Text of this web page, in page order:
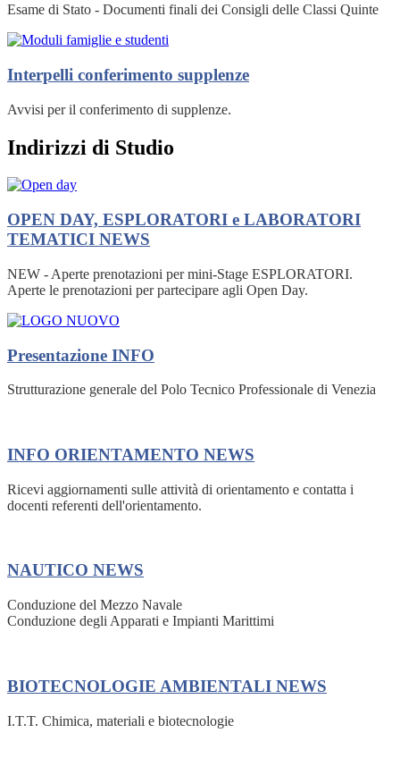
Esame di Stato - Documenti finali dei Consigli delle Classi Quinte
Interpelli conferimento supplenze
Avvisi per il conferimento di supplenze.
Indirizzi di Studio
OPEN DAY, ESPLORATORI e LABORATORI
TEMATICI NEWS
NEW - Aperte prenotazioni per mini-Stage ESPLORATORI.
Aperte le prenotazioni per partecipare agli Open Day.
Presentazione INFO
Strutturazione generale del Polo Tecnico Professionale di Venezia
INFO ORIENTAMENTO NEWS
Ricevi aggiornamenti sulle attività di orientamento e contatta i
docenti referenti dell'orientamento.
NAUTICO NEWS
Conduzione del Mezzo Navale
Conduzione degli Apparati e Impianti Marittimi
BIOTECNOLOGIE AMBIENTALI NEWS
I.T.T. Chimica, materiali e biotecnologie